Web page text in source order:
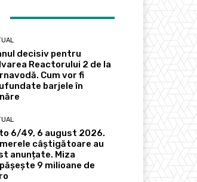
decisiv pentru
Reactorului 2 de la
Cum vor fi
barjele în
6/49, 6 august 2026.
câștigătoare au
anunțate. Miza
9 milioane de